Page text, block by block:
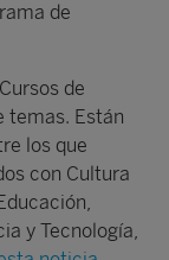
de
de
temas. Están
los que
con Cultura
y Tecnología,